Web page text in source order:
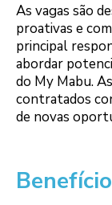
As vagas são
proativas e
principal
abordar
do My Mabu.
contratados
de novas